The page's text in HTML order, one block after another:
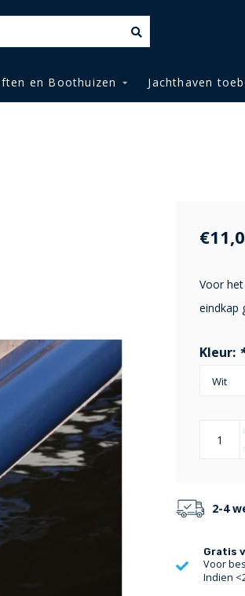
en Boothuizen Jachthaven
Voor
eindkap
Kleur: *
2-4
Gratis
Voor
Indien